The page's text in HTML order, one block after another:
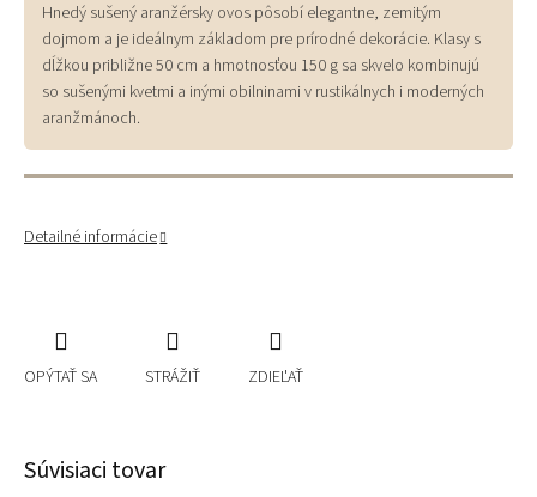
Hnedý sušený aranžérsky ovos pôsobí elegantne, zemitým
dojmom a je ideálnym základom pre prírodné dekorácie. Klasy s
dĺžkou približne 50 cm a hmotnosťou 150 g sa skvelo kombinujú
so sušenými kvetmi a inými obilninami v rustikálnych i moderných
aranžmánoch.
Detailné informácie
OPÝTAŤ SA STRÁŽIŤ ZDIEĽAŤ
Súvisiaci tovar